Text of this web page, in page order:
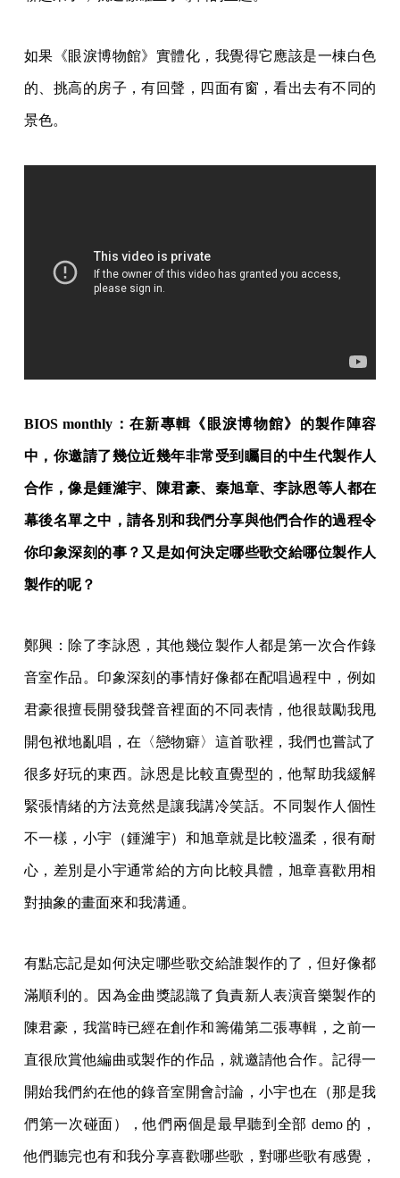
如果《眼淚博物館》實體化，我覺得它應該是一棟白色
的、挑高的房子，有回聲，四面有窗，看出去有不同的
景色。
BIOS monthly：在新專輯《眼淚博物館》的製作陣容
中，你邀請了幾位近幾年非常受到矚目的中生代製作人
合作，像是鍾濰宇、陳君豪、秦旭章、李詠恩等人都在
幕後名單之中，請各別和我們分享與他們合作的過程令
你印象深刻的事？又是如何決定哪些歌交給哪位製作人
製作的呢？
鄭興：除了李詠恩，其他幾位製作人都是第一次合作錄
音室作品。印象深刻的事情好像都在配唱過程中，例如
君豪很擅長開發我聲音裡面的不同表情，他很鼓勵我甩
開包袱地亂唱，在〈戀物癖〉這首歌裡，我們也嘗試了
很多好玩的東西。詠恩是比較直覺型的，他幫助我緩解
緊張情緒的方法竟然是讓我講冷笑話。不同製作人個性
不一樣，小宇（鍾濰宇）和旭章就是比較溫柔，很有耐
心，差別是小宇通常給的方向比較具體，旭章喜歡用相
對抽象的畫面來和我溝通。
有點忘記是如何決定哪些歌交給誰製作的了，但好像都
滿順利的。因為金曲獎認識了負責新人表演音樂製作的
陳君豪，我當時已經在創作和籌備第二張專輯，之前一
直很欣賞他編曲或製作的作品，就邀請他合作。記得一
開始我們約在他的錄音室開會討論，小宇也在（那是我
們第一次碰面），他們兩個是最早聽到全部 demo 的，
他們聽完也有和我分享喜歡哪些歌，對哪些歌有感覺，